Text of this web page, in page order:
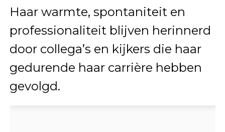
Haar warmte, spontaniteit en
professionaliteit blijven herinnerd
door collega’s en kijkers die haar
gedurende haar carrière hebben
gevolgd.